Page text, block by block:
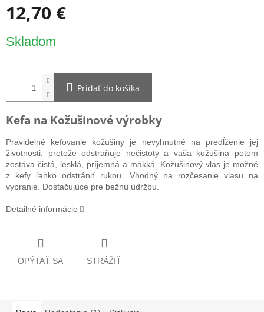
12,70 €
cena:
Skladom
Pridať do košíka
Kefa na Kožušinové výrobky
Pravidelné kefovanie kožušiny je nevyhnutné na predĺženie jej
životnosti, pretože odstraňuje nečistoty a vaša kožušina potom
zostáva čistá, lesklá, príjemná a mäkká. Kožušinový vlas je možné
z kefy ľahko odstrániť rukou. Vhodný na rozčesanie vlasu na
vypranie. Dostačujúce pre bežnú údržbu.
Detailné informácie
OPÝTAŤ SA STRÁŽIŤ